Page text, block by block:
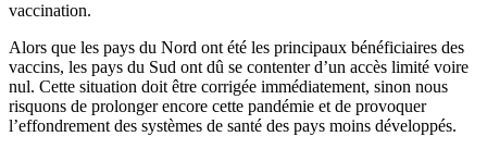
vaccination.
Alors que les pays du Nord ont été les principaux bénéficiaires des
vaccins, les pays du Sud ont dû se contenter d’un accès limité voire
nul. Cette situation doit être corrigée immédiatement, sinon nous
risquons de prolonger encore cette pandémie et de provoquer
l’effondrement des systèmes de santé des pays moins développés.